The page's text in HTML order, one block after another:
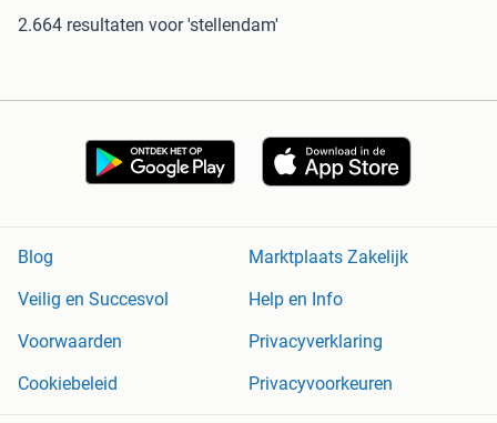
2.664 resultaten voor 'stellendam'
Blog
Marktplaats Zakelijk
Veilig en Succesvol
Help en Info
Voorwaarden
Privacyverklaring
Cookiebeleid
Privacyvoorkeuren